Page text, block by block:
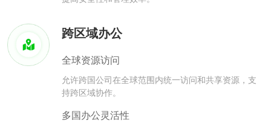
跨区域办公
全球资源访问
允许跨国公司在全球范围内统一访问和共享资源，支
持跨区域协作。
多国办公灵活性